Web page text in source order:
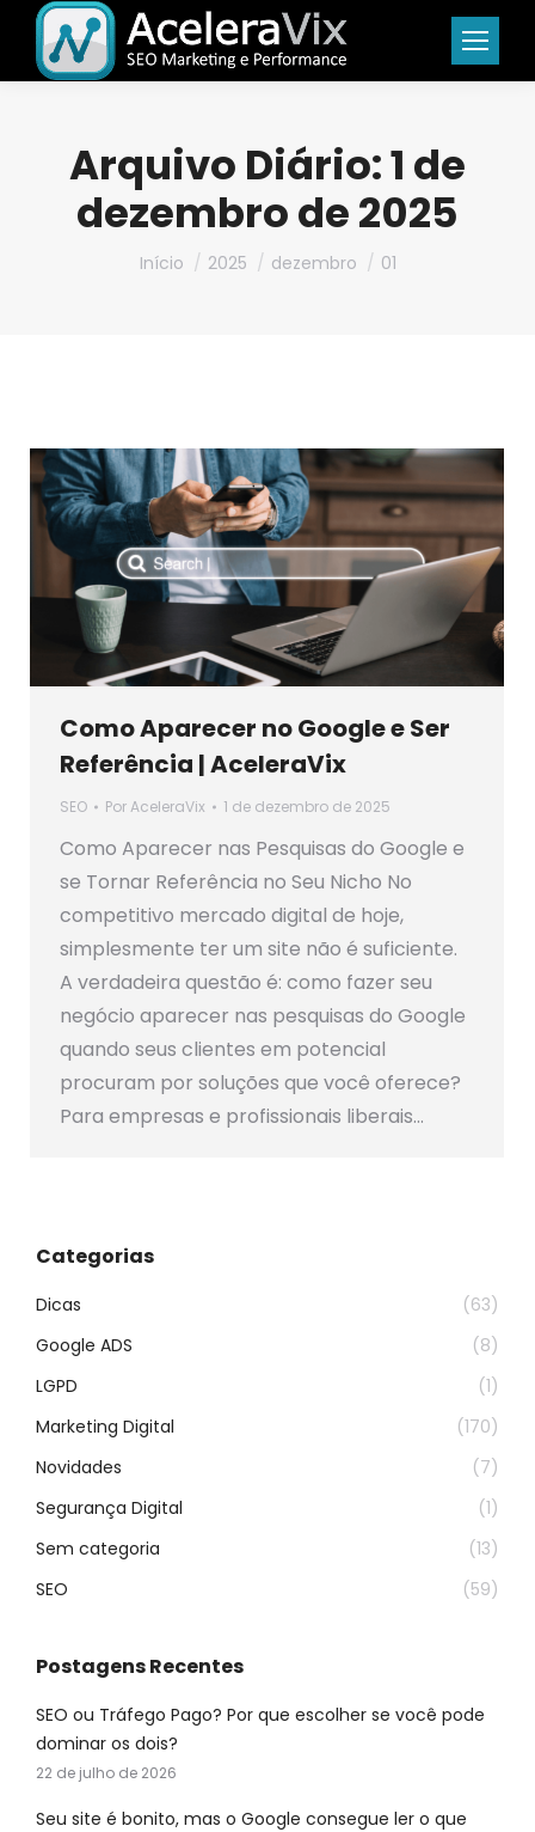
Arquivo Diário:1 de
dezembro de 2025
Você está aqui:
Início 2025 dezembro 01
Como Aparecer no Google e Ser
Referência | AceleraVix
SEO PorAceleraVix 1 de dezembro de 2025
Como Aparecer nas Pesquisas do Google e
se Tornar Referência no Seu Nicho No
competitivo mercado digital de hoje,
simplesmente ter um site não é suficiente.
A verdadeira questão é: como fazer seu
negócio aparecer nas pesquisas do Google
quando seus clientes em potencial
procuram por soluções que você oferece?
Para empresas e profissionais liberais…
Categorias
Dicas
(63)
Google ADS
(8)
LGPD
(1)
Marketing Digital
(170)
Novidades
(7)
Segurança Digital
(1)
Sem categoria
(13)
SEO
(59)
Postagens Recentes
SEO ou Tráfego Pago? Por que escolher se você pode
dominar os dois?
22 de julho de 2026
Seu site é bonito, mas o Google consegue ler o que